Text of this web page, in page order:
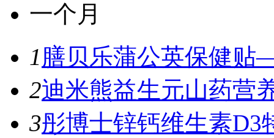
一个月
1 膳贝乐蒲公英保健
2迪米熊益生元山药营
3彤博士锌钙维生素